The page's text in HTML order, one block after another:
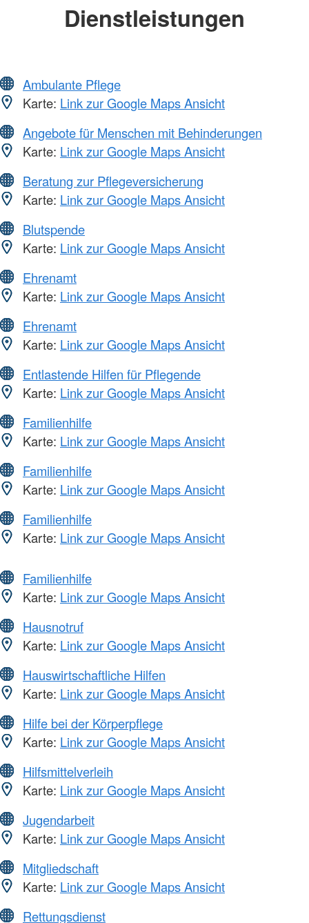
Dienstleistungen
Ambulante Pflege
Karte: Link zur Google Maps Ansicht
Angebote für Menschen mit Behinderungen
Karte: Link zur Google Maps Ansicht
Beratung zur Pflegeversicherung
Karte: Link zur Google Maps Ansicht
Blutspende
Karte: Link zur Google Maps Ansicht
Ehrenamt
Karte: Link zur Google Maps Ansicht
Ehrenamt
Karte: Link zur Google Maps Ansicht
Entlastende Hilfen für Pflegende
Karte: Link zur Google Maps Ansicht
Familienhilfe
Karte: Link zur Google Maps Ansicht
Familienhilfe
Karte: Link zur Google Maps Ansicht
Familienhilfe
Karte: Link zur Google Maps Ansicht
Familienhilfe
Karte: Link zur Google Maps Ansicht
Hausnotruf
Karte: Link zur Google Maps Ansicht
Hauswirtschaftliche Hilfen
Karte: Link zur Google Maps Ansicht
Hilfe bei der Körperpflege
Karte: Link zur Google Maps Ansicht
Hilfsmittelverleih
Karte: Link zur Google Maps Ansicht
Jugendarbeit
Karte: Link zur Google Maps Ansicht
Mitgliedschaft
Karte: Link zur Google Maps Ansicht
Rettungsdienst